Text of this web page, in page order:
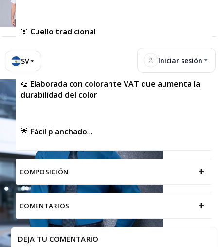
SV Iniciar sesión
👔 Cuello tradicional
🎨 Elaborada con colorante VAT que aumenta la
durabilidad del color
🌟 Fácil planchado
COMPOSICIÓN +
COMENTARIOS +
DEJA TU COMENTARIO